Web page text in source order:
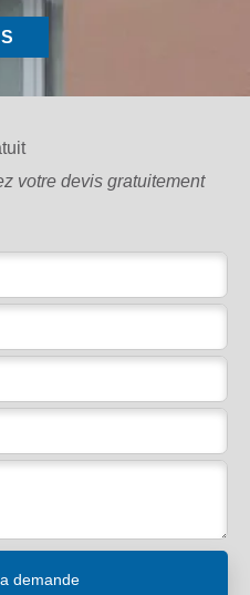
votre devis gratuitement